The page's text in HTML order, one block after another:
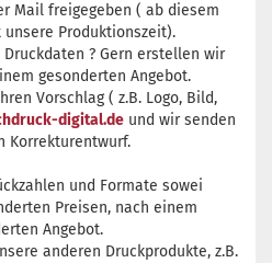
Mail freigegeben ( ab diesem
Produktionszeit).
? Gern erstellen wir
gesonderten Angebot.
Vorschlag ( z.B. Logo, Bild,
digital.de und wir senden
Korrekturentwurf.
und Formate sowei
Preisen, nach einem
Angebot.
anderen Druckprodukte, z.B.